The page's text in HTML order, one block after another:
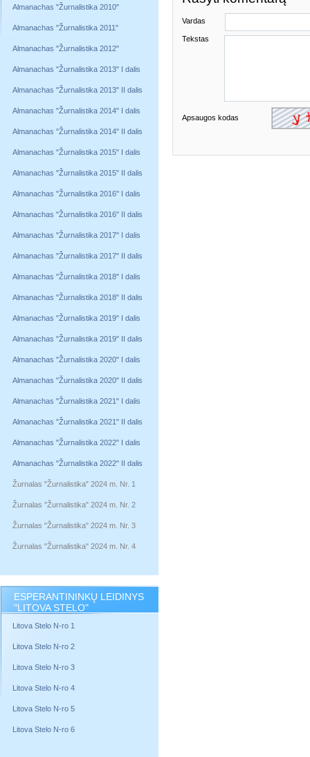
Almanachas "Žurnalistika 2010"
Almanachas "Žurnalistika 2011"
Almanachas "Žurnalistika 2012"
Almanachas "Žurnalistika 2013" I dalis
Almanachas "Žurnalistika 2013" II dalis
Almanachas "Žurnalistika 2014" I dalis
Almanachas "Žurnalistika 2014" II dalis
Almanachas "Žurnalistika 2015" I dalis
Almanachas "Žurnalistika 2015" II dalis
Almanachas "Žurnalistika 2016" I dalis
Almanachas "Žurnalistika 2016" II dalis
Almanachas "Žurnalistika 2017" I dalis
Almanachas "Žurnalistika 2017" II dalis
Almanachas "Žurnalistika 2018" I dalis
Almanachas "Žurnalistika 2018" II dalis
Almanachas "Žurnalistika 2019" I dalis
Almanachas "Žurnalistika 2019" II dalis
Almanachas "Žurnalistika 2020" I dalis
Almanachas "Žurnalistika 2020" II dalis
Almanachas "Žurnalistika 2021" I dalis
Almanachas "Žurnalistika 2021" II dalis
Almanachas "Žurnalistika 2022" I dalis
Almanachas "Žurnalistika 2022" II dalis
Žurnalas "Žurnalistika" 2024 m. Nr. 1
Žurnalas "Žurnalistika" 2024 m. Nr. 2
Žurnalas "Žurnalistika" 2024 m. Nr. 3
Žurnalas "Žurnalistika" 2024 m. Nr. 4
ESPERANTININKŲ LEIDINYS
"LITOVA STELO"
Litova Stelo N-ro 1
Litova Stelo N-ro 2
Litova Stelo N-ro 3
Litova Stelo N-ro 4
Litova Stelo N-ro 5
Litova Stelo N-ro 6
Vardas
Tekstas
Apsaugos kodas